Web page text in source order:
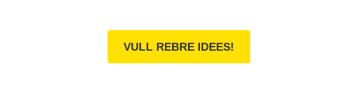
VULL REBRE IDEES!